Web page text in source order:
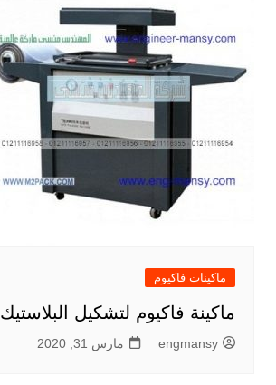
ماكينات فاكيوم
ماكينة فاكيوم لتشكيل البلاستيك
engmansy مارس 31, 2020